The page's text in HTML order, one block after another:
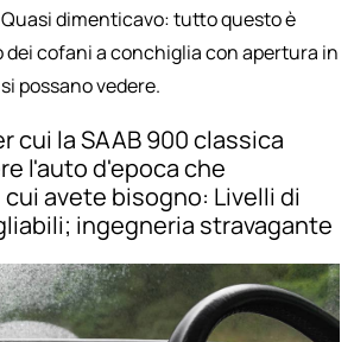
dimenticavo: tutto questo è
cofani a conchiglia con apertura in
possano vedere.
cui la SAAB 900 classica
l'auto d'epoca che
avete bisogno: Livelli di
ingegneria stravagante